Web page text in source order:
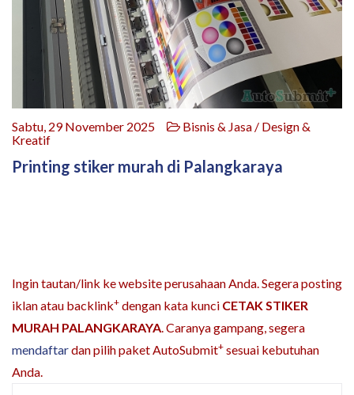
Sabtu, 29 November 2025
Bisnis & Jasa / Design &
Kreatif
Printing stiker murah di Palangkaraya
Ingin tautan/link ke website perusahaan Anda. Segera posting
iklan atau backlink+ dengan kata kunci CETAK STIKER
MURAH PALANGKARAYA. Caranya gampang, segera
mendaftardan pilih paket AutoSubmit+ sesuai kebutuhan
Anda.